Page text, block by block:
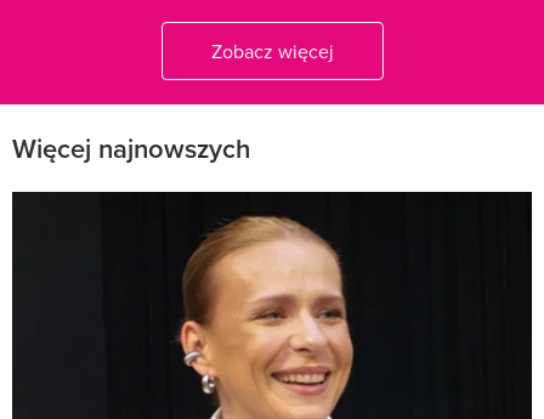
Zobacz więcej
Więcej najnowszych